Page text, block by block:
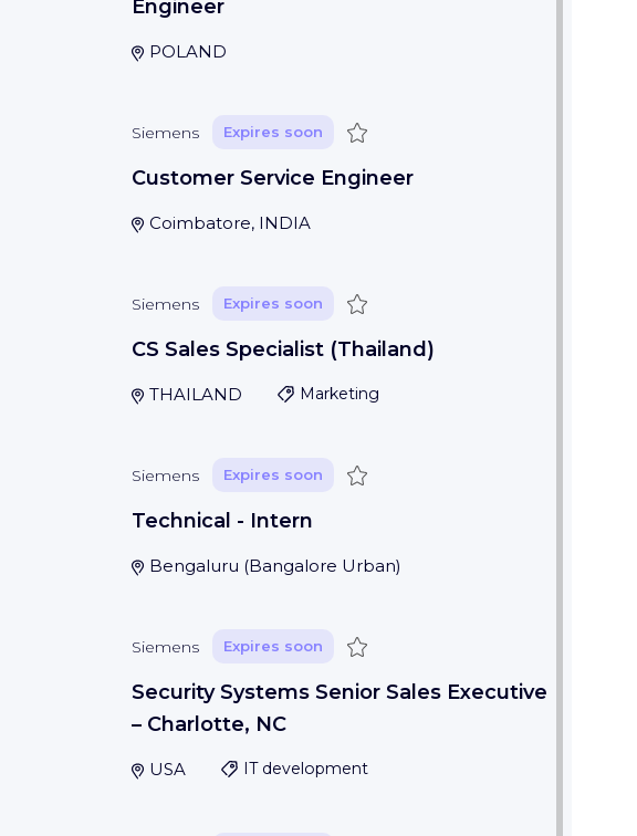
Engineer
POLAND
Siemens Expires soon Save
Customer Service Engineer
Coimbatore, INDIA
Siemens Expires soon Save
CS Sales Specialist (Thailand)
THAILAND Marketing
Siemens Expires soon Save
Technical - Intern
Bengaluru (Bangalore Urban)
Siemens Expires soon Save
Security Systems Senior Sales Executive
– Charlotte, NC
USA IT development